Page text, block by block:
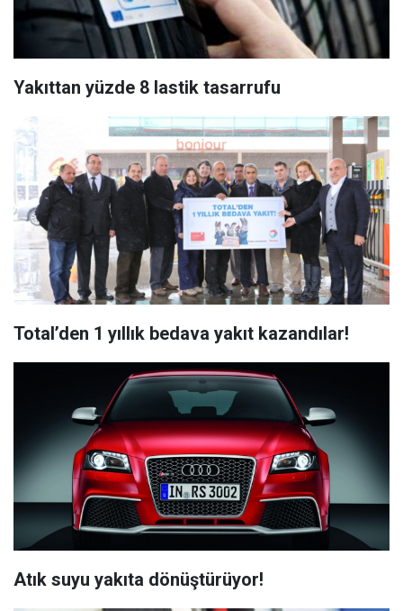
Yakıttan yüzde 8 lastik tasarrufu
Total’den 1 yıllık bedava yakıt kazandılar!
Atık suyu yakıta dönüştürüyor!